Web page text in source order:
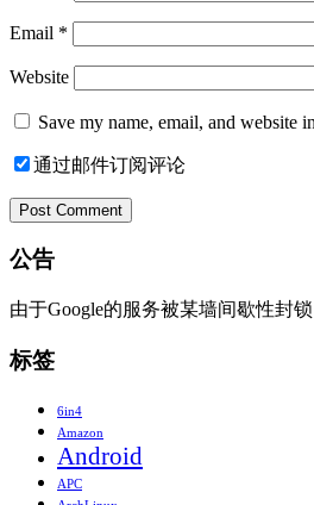
Email *
Website
Save my name, email, and website
通过邮件订阅评论
公告
由于Google的服务被某墙间歇性封
标签
6in4
Amazon
Android
APC